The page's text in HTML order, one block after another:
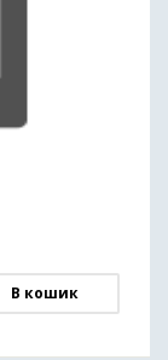
В кошик